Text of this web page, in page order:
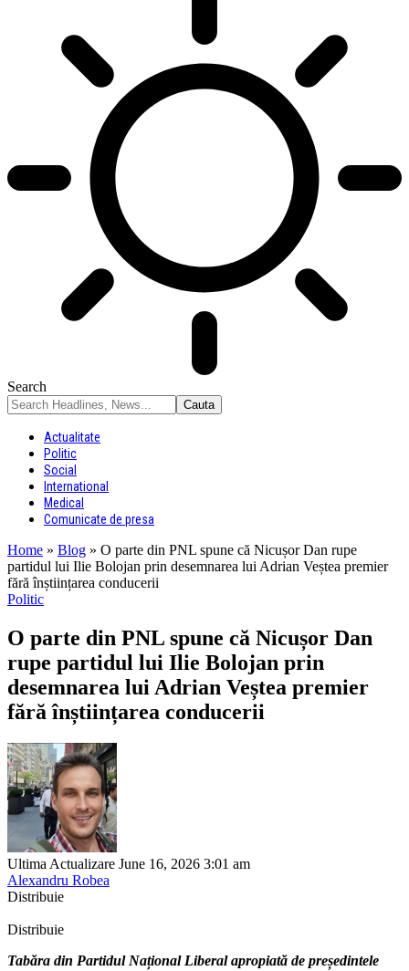
Search
Actualitate
Politic
Social
International
Medical
Comunicate de presa
Home » Blog » O parte din PNL spune că Nicușor Dan rupe
partidul lui Ilie Bolojan prin desemnarea lui Adrian Veștea premier
fără înștiințarea conducerii
Politic
O parte din PNL spune că Nicușor Dan
rupe partidul lui Ilie Bolojan prin
desemnarea lui Adrian Veștea premier
fără înștiințarea conducerii
Ultima Actualizare June 16, 2026 3:01 am
Alexandru Robea
Distribuie
Distribuie
Tabăra din Partidul Național Liberal apropiată de președintele